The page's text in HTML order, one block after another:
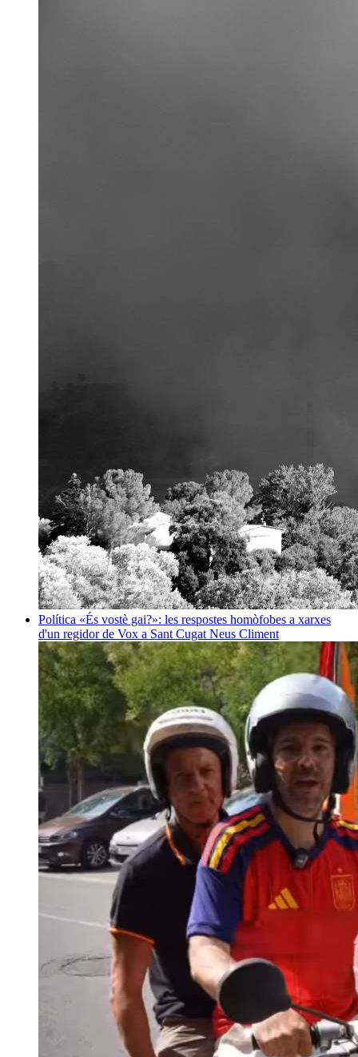
Política «És vostè gai?»: les respostes homòfobes a xarxes
d'un regidor de Vox a Sant Cugat Neus Climent